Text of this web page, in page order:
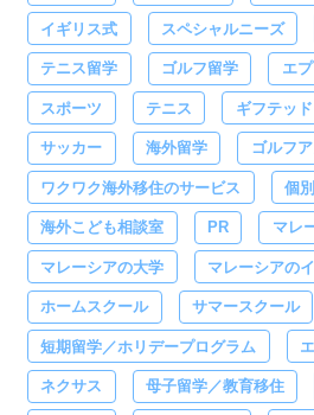
イギリス式 スペシャルニーズ
テニス留学 ゴルフ留学 エ
スポーツ テニス ギフテッド
サッカー 海外留学 ゴルフ
ワクワク海外移住のサービス 個
海外こども相談室 PR マレ
マレーシアの大学 マレーシアの
ホームスクール サマースクール
短期留学／ホリデープログラム
ネクサス 母子留学／教育移住